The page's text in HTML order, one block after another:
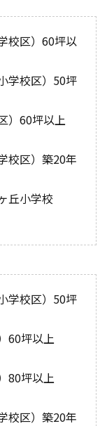
校区）60坪以
学校区）50坪
）60坪以上
校区）築20年
丘小学校
学校区）50坪
60坪以上
80坪以上
校区）築20年